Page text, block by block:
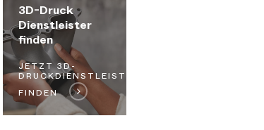
3D-Druck
Dienstleister
finden
JETZT 3D-
DRUCKDIENSTLEISTER
FINDEN
benötigen
lediglich
SLS-
Teile?